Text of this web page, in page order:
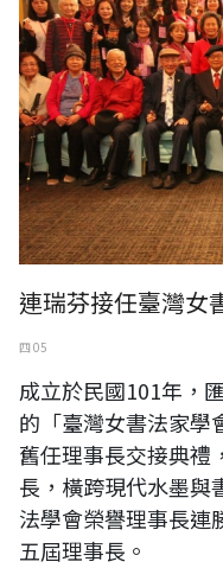
連瑞芬接任臺灣女
四 05
成立於民國101年，
的「臺灣女書法家學
舊任理事長交接典禮
長，橫跨現代水墨與
法學會榮譽理事長連
五屆理事長。